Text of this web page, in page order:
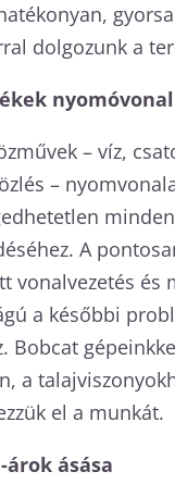
dolgozunk a
– víz,
–
A
vonalvezetés és
a későbbi
Bobcat
a
el a munkát.
ásása